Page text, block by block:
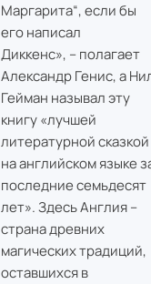
Маргарита“, если бы
его написал
Диккенс», – полагает
Александр Генис, а
Гейман называл эту
книгу «лучшей
литературной сказкой
на английском языке
последние семьдесят
лет». Здесь Англия –
страна древних
магических традиций,
оставшихся в